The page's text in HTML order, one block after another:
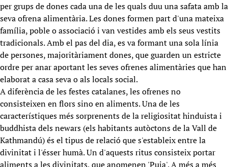
per grups de dones cada una de les quals duu una safata amb la
seva ofrena alimentària. Les dones formen part d'una mateixa
família, poble o associació i van vestides amb els seus vestits
tradicionals. Amb el pas del dia, es va formant una sola línia
de persones, majoritàriament dones, que guarden un estricte
ordre per anar aportant les seves ofrenes alimentàries que han
elaborat a casa seva o als locals social.
A diferència de les festes catalanes, les ofrenes no
consisteixen en flors sino en aliments. Una de les
característiques més sorprenents de la religiositat hinduista i
buddhista dels newars (els habitants autòctons de la Vall de
Kathmandú) és el tipus de relació que s'estableix entre la
divinitat i l'ésser humà. Un d'aquests ritus consisteix portar
aliments a les divinitats, que anomenen 'Puja'. A més a més